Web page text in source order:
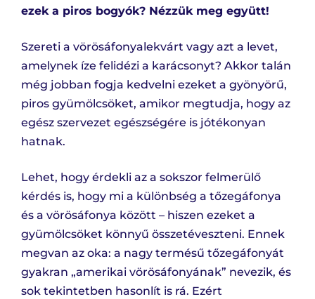
ezek a piros bogyók? Nézzük meg együtt!
Szereti a vörösáfonyalekvárt vagy azt a levet,
amelynek íze felidézi a karácsonyt? Akkor talán
még jobban fogja kedvelni ezeket a gyönyörű,
piros gyümölcsöket, amikor megtudja, hogy az
egész szervezet egészségére is jótékonyan
hatnak.
Lehet, hogy érdekli az a sokszor felmerülő
kérdés is, hogy mi a különbség a tőzegáfonya
és a vörösáfonya között – hiszen ezeket a
gyümölcsöket könnyű összetéveszteni. Ennek
megvan az oka: a nagy termésű tőzegáfonyát
gyakran „amerikai vörösáfonyának” nevezik, és
sok tekintetben hasonlít is rá. Ezért